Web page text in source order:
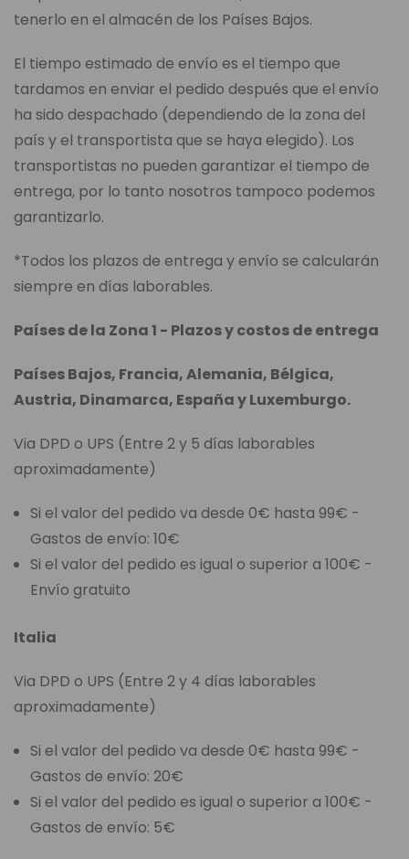
tenerlo en el almacén de los Países Bajos.
El tiempo estimado de envío es el tiempo que
tardamos en enviar el pedido después que el envío
ha sido despachado (dependiendo de la zona del
país y el transportista que se haya elegido). Los
transportistas no pueden garantizar el tiempo de
entrega, por lo tanto nosotros tampoco podemos
garantizarlo.
*Todos los plazos de entrega y envío se calcularán
siempre en días laborables.
Países de la Zona 1 - Plazos y costos de entrega
Países Bajos, Francia, Alemania, Bélgica,
Austria, Dinamarca, España y Luxemburgo.
Via DPD o UPS (Entre 2 y 5 días laborables
aproximadamente)
Si el valor del pedido va desde 0€ hasta 99€ -
Gastos de envío: 10€
Si el valor del pedido es igual o superior a 100€ -
Envío gratuito
Italia
Via DPD o UPS (Entre 2 y 4 días laborables
aproximadamente)
Si el valor del pedido va desde 0€ hasta 99€ -
Gastos de envío: 20€
Si el valor del pedido es igual o superior a 100€ -
Gastos de envío: 5€